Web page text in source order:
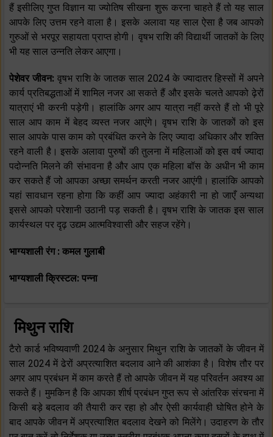
हैं इसीलिए गुप्त विज्ञान या ज्योतिष सीखना शुरू करना चाहते हैं तो यह साल
आपके लिए उत्तम रहने वाला है। इसके अलावा यह साल ऐसा है जब आपको
गुरुओं से भरपूर सहायता प्राप्त होगी। वृषभ राशि की विद्यार्थी जातकों के लिए
भी यह साल उन्नति लेकर आएगा।
पेशेवर जीवन: वृषभ राशि के जातक साल 2024 के ज्यादातर हिस्सों में अपने
कार्य प्रतिबद्धताओं में शामिल नजर आ सकते हैं और इसके चलते आपको ढ़ेरों
यात्राएं भी करनी पड़ेगी। हालांकि अगर आप यात्रा नहीं करते हैं तो भी पूरे
साल आप काम में बेहद व्यस्त नजर आएंगे। वृषभ राशि के जातकों को इस
साल आपके पास काम को प्रबंधित करने के लिए ज्यादा अधिकार और शक्ति
रहने वाली है। इसके अलावा पुरुषों की तुलना में महिलाओं को इस वर्ष ज्यादा
पदोन्नति मिलने की संभावना है और आप एक महिला बॉस के अधीन भी काम
कर सकते हैं जो आपका अच्छा समर्थन करती नजर आएंगी। हालांकि आपको
यहां सावधान रहना होगा कि कहीं आप ज्यादा अहंकारी ना हो जाएँ अन्यथा
इससे आपको परेशानी उठानी पड़ सकती है। वृषभ राशि के जातक इस साल
कार्यस्थल पर दृढ़ उद्यम आत्मविश्वासी और सहज रहेंगे।
भाग्यशाली रंग : कमल गुलाबी
भाग्यशाली क्रिस्टल: पन्ना
मिथुन राशि
टैरो कार्ड भविष्यवाणी 2024 के अनुसार मिथुन राशि के जातकों के जीवन में
साल 2024 में ढेरों अप्रत्याशित बदलाव आने की आशंका है। विशेष तौर पर
अगर आप प्रबंधन में काम करते हैं तो आपके जीवन में यह परिवर्तन अवश्य आ
सकते हैं। मुमकिन है कि आपका शीर्ष प्रबंधन गुप्त रूप से आंतरिक संरचना में
किसी बड़े बदलाव की तैयारी कर रहा हो और ऐसी कार्यवाही घोषित होने के
बाद आपके जीवन में अप्रत्याशित बदलाव देखने को मिलेंगे। उदाहरण के तौर